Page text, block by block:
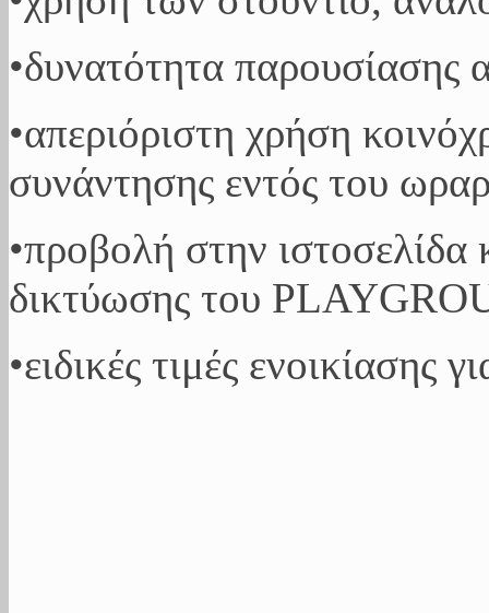
•δυνατότητα παρουσίασης
•απεριόριστη χρήση
συνάντησης εντός του
•προβολή στην ιστοσελίδα
δικτύωσης του
•ειδικές τιμές ενοικίασης